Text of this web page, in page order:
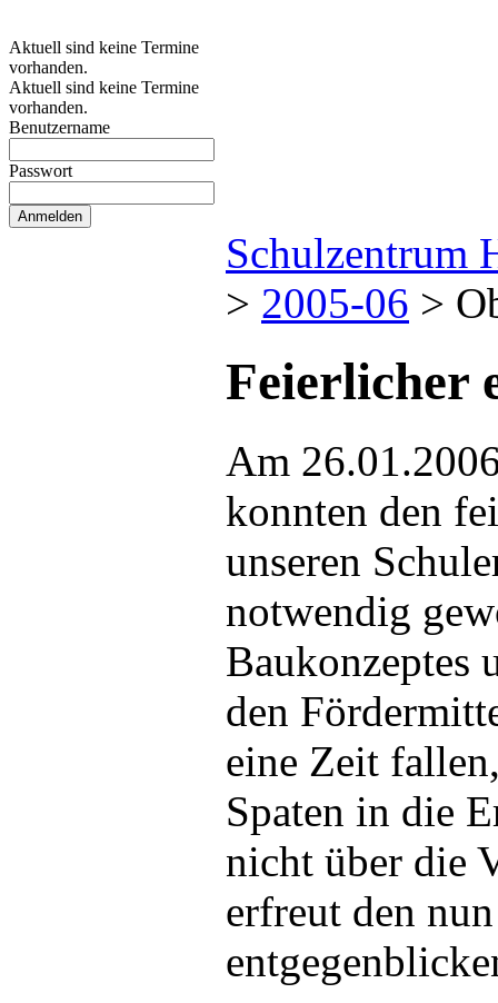
Aktuell sind keine Termine
vorhanden.
Aktuell sind keine Termine
vorhanden.
Benutzername
Passwort
Schulzentrum
> 2005-06 >
Feierlicher
Am
konnten den
unseren
notwendig
Baukonzeptes
den
eine Zeit
Spaten in die
nicht über die
erfreut den